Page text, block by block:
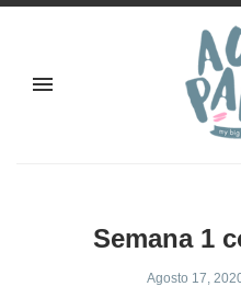
Semana 1
Agosto 17,